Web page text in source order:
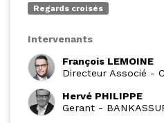
Regards croisés
Intervenants
François LEMOINE
Directeur Associé -
Hervé PHILIPPE
Gerant -